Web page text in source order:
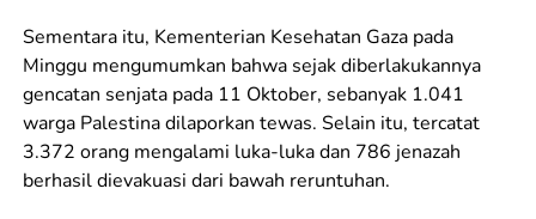
Sementara itu, Kementerian Kesehatan Gaza pada
Minggu mengumumkan bahwa sejak diberlakukannya
gencatan senjata pada 11 Oktober, sebanyak 1.041
warga Palestina dilaporkan tewas. Selain itu, tercatat
3.372 orang mengalami luka-luka dan 786 jenazah
berhasil dievakuasi dari bawah reruntuhan.